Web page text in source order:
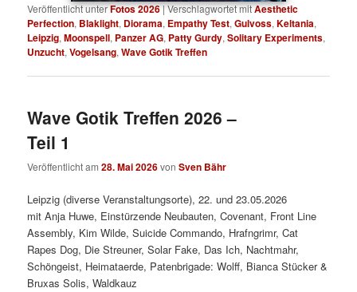
Veröffentlicht unterFotos 2026|Verschlagwortet mitAesthetic
Perfection, Blaklight, Diorama, Empathy Test,Gulvoss,Keltania,
Leipzig,Moonspell, Panzer AG, Patty Gurdy,Solitary Experiments,
Unzucht,Vogelsang,Wave Gotik Treffen
Wave Gotik Treffen 2026 –
Teil 1
Veröffentlicht am28. Mai 2026vonSven Bähr
Leipzig (diverse Veranstaltungsorte), 22. und 23.05.2026
mit Anja Huwe, Einstürzende Neubauten, Covenant, Front Line
Assembly, Kim Wilde, Suicide Commando, Hrafngrimr, Cat
Rapes Dog, Die Streuner, Solar Fake, Das Ich, Nachtmahr,
Schöngeist, Heimataerde, Patenbrigade: Wolff, Bianca Stücker &
Bruxas Solis, Waldkauz